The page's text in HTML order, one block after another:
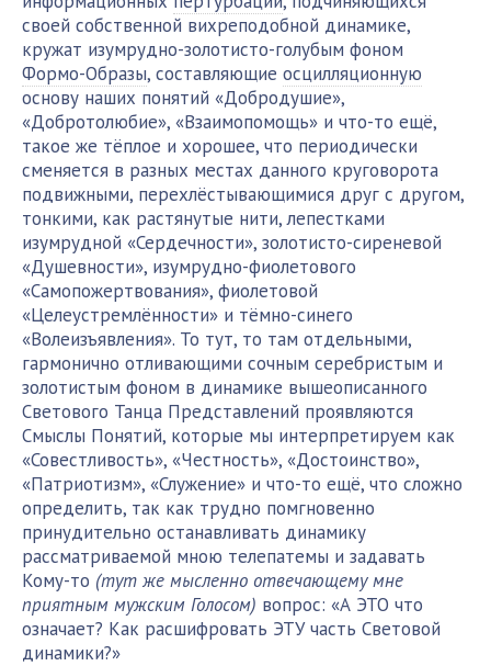
своей собственной вихреподобной динамике,
кружат изумрудно-золотисто-голубым фоном
Формо-Образы, составляющие осцилляционную
основу наших понятий «Добродушие»,
«Добротолюбие», «Взаимопомощь» и что-то ещё,
такое же тёплое и хорошее, что периодически
сменяется в разных местах данного круговорота
подвижными, перехлёстывающимися друг с другом,
тонкими, как растянутые нити, лепестками
изумрудной «Сердечности», золотисто-сиреневой
«Душевности», изумрудно-фиолетового
«Самопожертвования», фиолетовой
«Целеустремлённости» и тёмно-синего
«Волеизъявления». То тут, то там отдельными,
гармонично отливающими сочным серебристым и
золотистым фоном в динамике вышеописанного
Светового Танца Представлений проявляются
Смыслы Понятий, которые мы интерпретируем как
«Совестливость», «Честность», «Достоинство»,
«Патриотизм», «Служение» и что-то ещё, что сложно
определить, так как трудно помгновенно
принудительно останавливать динамику
рассматриваемой мною телепатемы и задавать
Кому-то (тут же мысленно отвечающему мне
приятным мужским Голосом) вопрос: «А ЭТО что
означает? Как расшифровать ЭТУ часть Световой
динамики?»